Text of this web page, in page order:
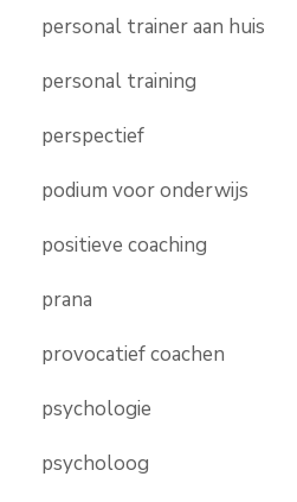
personal trainer aan huis
personal training
perspectief
podium voor onderwijs
positieve coaching
prana
provocatief coachen
psychologie
psycholoog